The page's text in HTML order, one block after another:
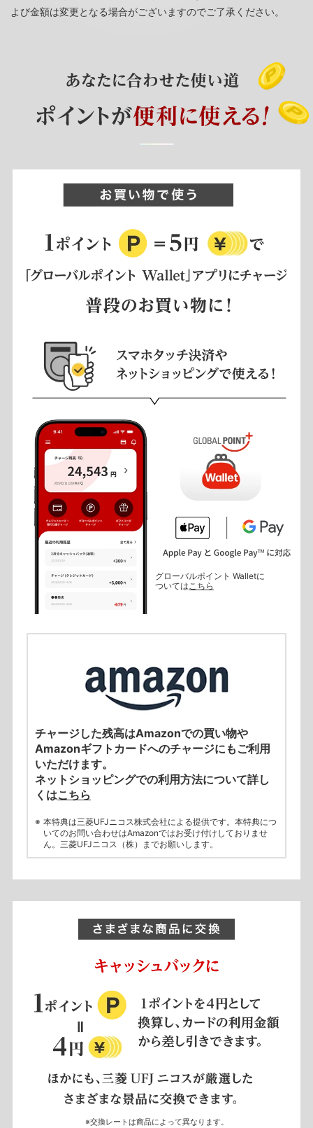
よび金額は変更となる場合がございますのでご了承ください。
グローバルポイント Walletに
ついては こちら
チャージした残高はAmazonでの買い物や
Amazonギフトカードへのチャージにもご利用
いただけます。
ネットショッピングでの利用方法について詳し
くはこちら
本特典は三菱UFJニコス株式会社による提供です。本特典につ
いてのお問い合わせはAmazonではお受け付けしておりませ
ん。三菱UFJニコス（株）までお願いします。
※交換レートは商品によって異なります。